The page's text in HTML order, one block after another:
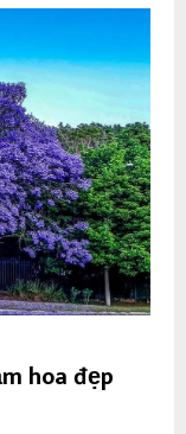
hoa đẹp